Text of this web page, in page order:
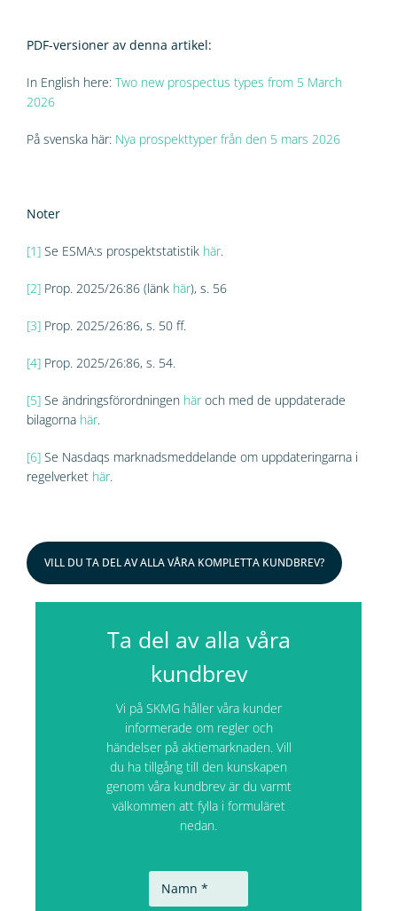
PDF-versioner av denna artikel:
In English here: Two new prospectus types from 5 March
2026
På svenska här: Nya prospekttyper från den 5 mars 2026
Noter
[1] Se ESMA:s prospektstatistik här.
[2] Prop. 2025/26:86 (länk här), s. 56
[3] Prop. 2025/26:86, s. 50 ff.
[4] Prop. 2025/26:86, s. 54.
[5] Se ändringsförordningen häroch med de uppdaterade
bilagorna här.
[6] Se Nasdaqs marknadsmeddelande om uppdateringarna i
regelverket här.
VILL DU TA DEL AV ALLA VÅRA KOMPLETTA KUNDBREV?
Ta del av alla våra
kundbrev
Vi på SKMG håller våra kunder
informerade om regler och
händelser på aktiemarknaden. Vill
du ha tillgång till den kunskapen
genom våra kundbrev är du varmt
välkommen att fylla i formuläret
nedan.